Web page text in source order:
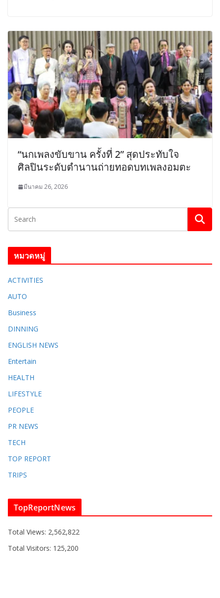
“นกเพลงขับขาน ครั้งที่ 2” สุดประทับใจ
ศิลปินระดับตำนานถ่ายทอดบทเพลงอมตะ
มีนาคม 26, 2026
หมวดหมู่
ACTIVITIES
AUTO
Business
DINNING
ENGLISH​ NEWS
Entertain
HEALTH
LIFESTYLE
PEOPLE
PR NEWS
TECH
TOP REPORT
TRIPS
TopReportNews
Total Views: 2,562,822
Total Visitors: 125,200